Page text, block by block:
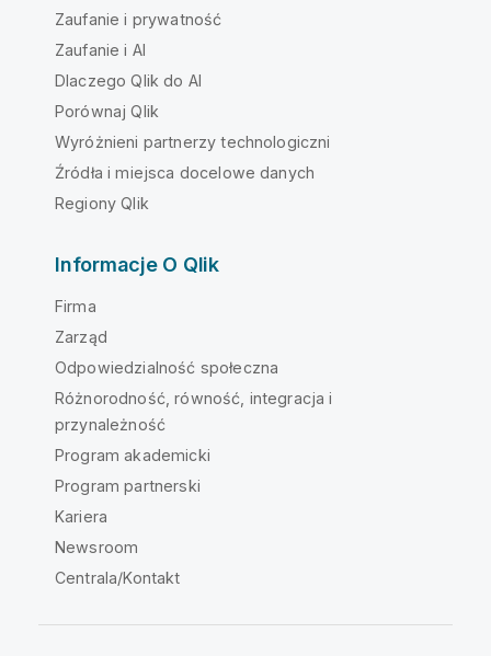
Zaufanie i prywatność
Zaufanie i AI
Dlaczego Qlik do AI
Porównaj Qlik
Wyróżnieni partnerzy technologiczni
Źródła i miejsca docelowe danych
Regiony Qlik
Informacje O Qlik
Firma
Zarząd
Odpowiedzialność społeczna
Różnorodność, równość, integracja i
przynależność
Program akademicki
Program partnerski
Kariera
Newsroom
Centrala/Kontakt